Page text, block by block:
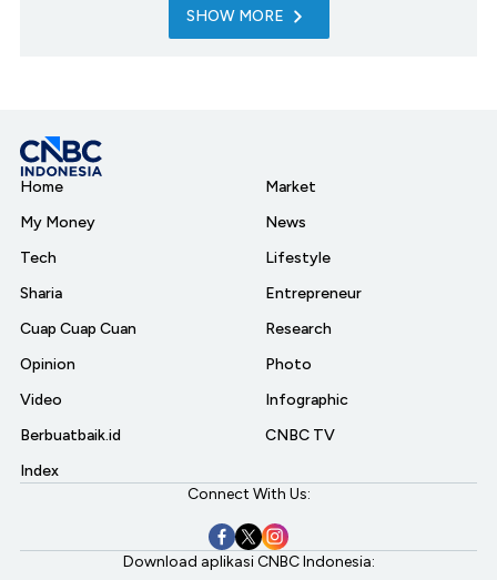
SHOW MORE
Home
My Money
Tech
Sharia
Cuap Cuap Cuan
Opinion
Video
Berbuatbaik.id
Index
Market
News
Lifestyle
Entrepreneur
Research
Photo
Infographic
CNBC TV
Connect With Us:
Download aplikasi CNBC Indonesia: